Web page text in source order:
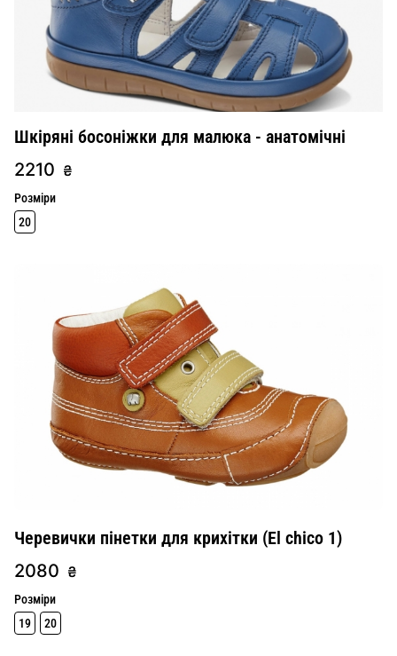
Шкіряні босоніжки для малюка - анатомічні
2210 ₴
Розміри
20
Черевички пінетки для крихітки (El chico 1)
2080 ₴
Розміри
19
20